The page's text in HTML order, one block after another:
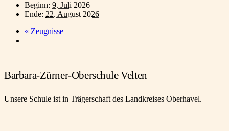
Beginn: 9. Juli 2026
Ende: 22. August 2026
« Zeugnisse
Barbara-Zürner-Oberschule Velten
Unsere Schule ist in Trägerschaft des Landkreises Oberhavel.